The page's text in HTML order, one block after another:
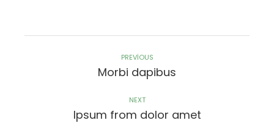
PREVIOUS
Morbi dapibus
NEXT
Ipsum from dolor amet